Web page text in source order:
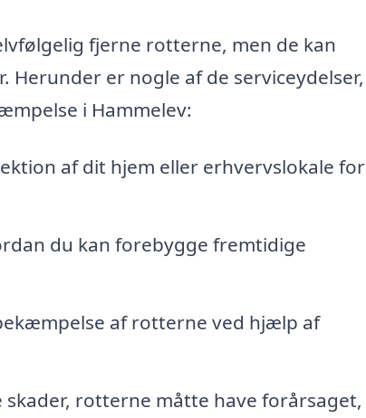
fjerne rotterne, men de kan
er nogle af de serviceydelser,
i Hammelev:
af dit hjem eller erhvervslokale for
du kan forebygge fremtidige
af rotterne ved hjælp af
rotterne måtte have forårsaget,